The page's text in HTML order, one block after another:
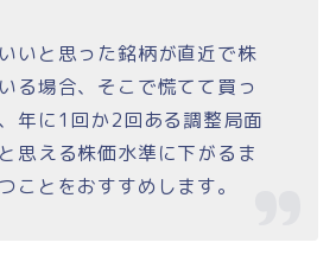
いと思った銘柄が直近で株
る場合、そこで慌てて買っ
年に1回か2回ある調整局面
思える株価水準に下がるま
ことをおすすめします。